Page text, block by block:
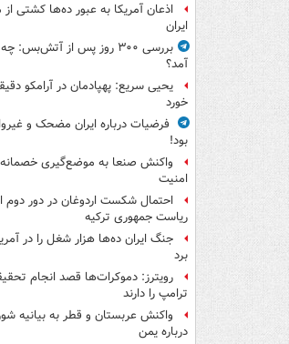
اذعان آمریکا به عبور ده‌ها کشتی
ایران
بررسی ۳۰۰ روز پس از
آمد؟
یحیی سریع: پهپادمان در آرامکو
خورد
فرضیات درباره ایران مضحک و
بود!
واکنش صنعا به موضع‌گیری
امنیت
احتمال شکست اردوغان در دور دوم
ریاست جمهوری ترکیه
جنگ ایران ده‌ها هزار شغل را در
برد
رویترز: دموکرات‌ها قصد انجام
ترامپ را دارند
واکنش عربستان و قطر به بیانیه
درباره یمن